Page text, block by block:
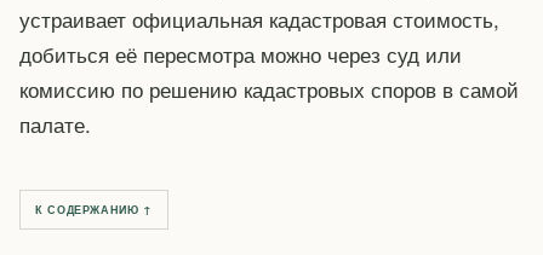
устраивает официальная кадастровая стоимость,
добиться её пересмотра можно через суд или
комиссию по решению кадастровых споров в самой
палате.
К СОДЕРЖАНИЮ ↑